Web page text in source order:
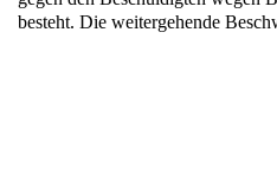
besteht. Die weitergehende